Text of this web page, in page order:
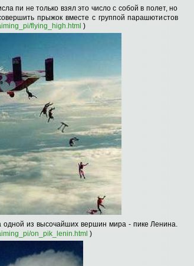
пи не только взял это число с собой в полет, но
прыжок вместе с группой парашютистов
flying_high.html )
одной из высочайших вершин мира - пике Ленина.
on_pik_lenin.html )